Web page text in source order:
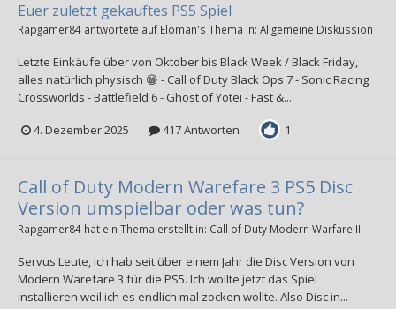
Euer zuletzt gekauftes PS5 Spiel
Rapgamer84 antwortete auf Eloman's Thema in: Allgemeine Diskussion
Letzte Einkäufe über von Oktober bis Black Week / Black Friday,
alles natürlich physisch 😁 - Call of Duty Black Ops 7 - Sonic Racing
Crossworlds - Battlefield 6 - Ghost of Yotei - Fast &...
4. Dezember 2025 417 Antworten 1
Call of Duty Modern Warefare 3 PS5 Disc
Version umspielbar oder was tun?
Rapgamer84 hat ein Thema erstellt in: Call of Duty Modern Warfare II
Servus Leute, Ich hab seit über einem Jahr die Disc Version von
Modern Warefare 3 für die PS5. Ich wollte jetzt das Spiel
installieren weil ich es endlich mal zocken wollte. Also Disc in...